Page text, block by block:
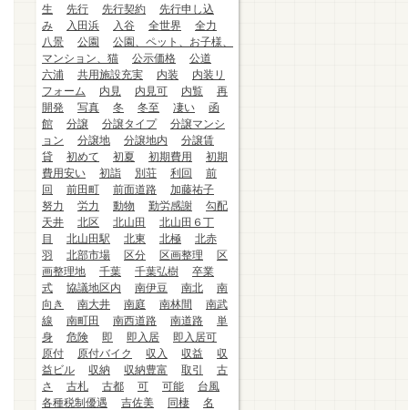
生
先行 先行契約
先行申し込
み
入田浜 入谷 全世界
全力
八景
公園
公園、ペット、お子様、
マンション、猫
公示価格
公道
六浦
共用施設充実 内装
内装リ
フォーム
内見 内見可 内覧
再
開発
写真 冬 冬至 凄い
函
館
分譲 分譲タイプ
分譲マンシ
ョン
分譲地 分譲地内
分譲賃
貸
初めて 初夏 初期費用
初期
費用安い
初詣 別荘 利回
前
回
前田町 前面道路
加藤祐子
努力
労力 動物 勤労感謝
勾配
天井
北区 北山田
北山田６丁
目
北山田駅 北東 北極
北赤
羽
北部市場 区分 区画整理
区
画整理地
千葉 千葉弘樹
卒業
式
協議地区内 南伊豆 南北
南
向き
南大井 南庭 南林間
南武
線
南町田 南西道路 南道路
単
身
危険 即 即入居
即入居可
原付
原付バイク 収入 収益
収
益ビル
収納 収納豊富 取引
古
さ
古札 古都 可 可能
台風
各種税制優遇
吉佐美 同棲
名